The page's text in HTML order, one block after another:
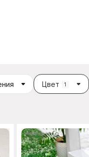
Цвет 1